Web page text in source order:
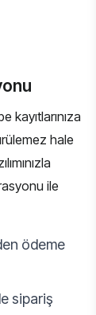
kayıtlarınıza
hale
ile
ödeme
sipariş